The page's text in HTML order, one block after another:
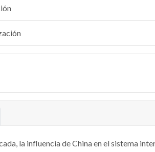
la influencia de China en el sistema